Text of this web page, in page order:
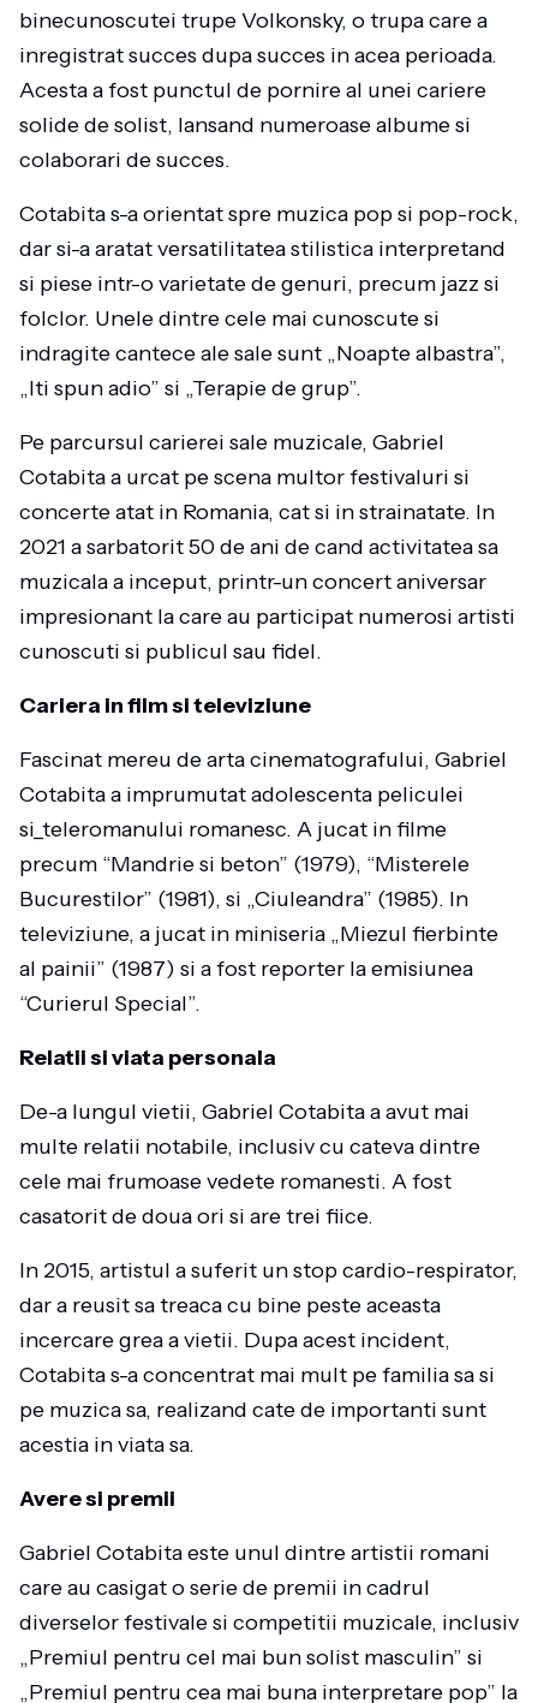
binecunoscutei trupe Volkonsky, o trupa care a
inregistrat succes dupa succes in acea perioada.
Acesta a fost punctul de pornire al unei cariere
solide de solist, lansand numeroase albume si
colaborari de succes.
Cotabita s-a orientat spre muzica pop si pop-rock,
dar si-a aratat versatilitatea stilistica interpretand
si piese intr-o varietate de genuri, precum jazz si
folclor. Unele dintre cele mai cunoscute si
indragite cantece ale sale sunt „Noapte albastra”,
„Iti spun adio” si „Terapie de grup”.
Pe parcursul carierei sale muzicale, Gabriel
Cotabita a urcat pe scena multor festivaluri si
concerte atat in Romania, cat si in strainatate. In
2021 a sarbatorit 50 de ani de cand activitatea sa
muzicala a inceput, printr-un concert aniversar
impresionant la care au participat numerosi artisti
cunoscuti si publicul sau fidel.
Cariera in film si televiziune
Fascinat mereu de arta cinematografului, Gabriel
Cotabita a imprumutat adolescenta peliculei
si_teleromanului romanesc. A jucat in filme
precum “Mandrie si beton” (1979), “Misterele
Bucurestilor” (1981), si „Ciuleandra” (1985). In
televiziune, a jucat in miniseria „Miezul fierbinte
al painii” (1987) si a fost reporter la emisiunea
“Curierul Special”.
Relatii si viata personala
De-a lungul vietii, Gabriel Cotabita a avut mai
multe relatii notabile, inclusiv cu cateva dintre
cele mai frumoase vedete romanesti. A fost
casatorit de doua ori si are trei fiice.
In 2015, artistul a suferit un stop cardio-respirator,
dar a reusit sa treaca cu bine peste aceasta
incercare grea a vietii. Dupa acest incident,
Cotabita s-a concentrat mai mult pe familia sa si
pe muzica sa, realizand cate de importanti sunt
acestia in viata sa.
Avere si premii
Gabriel Cotabita este unul dintre artistii romani
care au casigat o serie de premii in cadrul
diverselor festivale si competitii muzicale, inclusiv
„Premiul pentru cel mai bun solist masculin” si
„Premiul pentru cea mai buna interpretare pop” la